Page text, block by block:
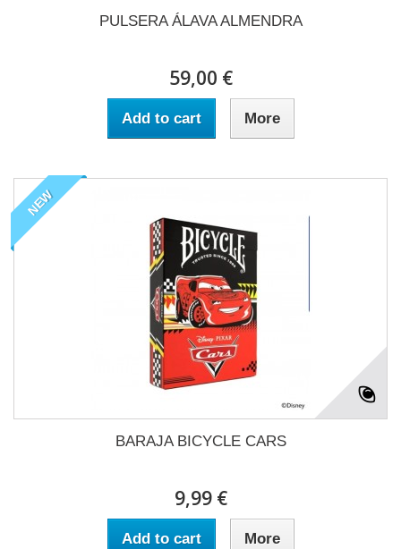
PULSERA ÁLAVA ALMENDRA
59,00 €
Add to cart More
NEW
BARAJA BICYCLE CARS
9,99 €
Add to cart More